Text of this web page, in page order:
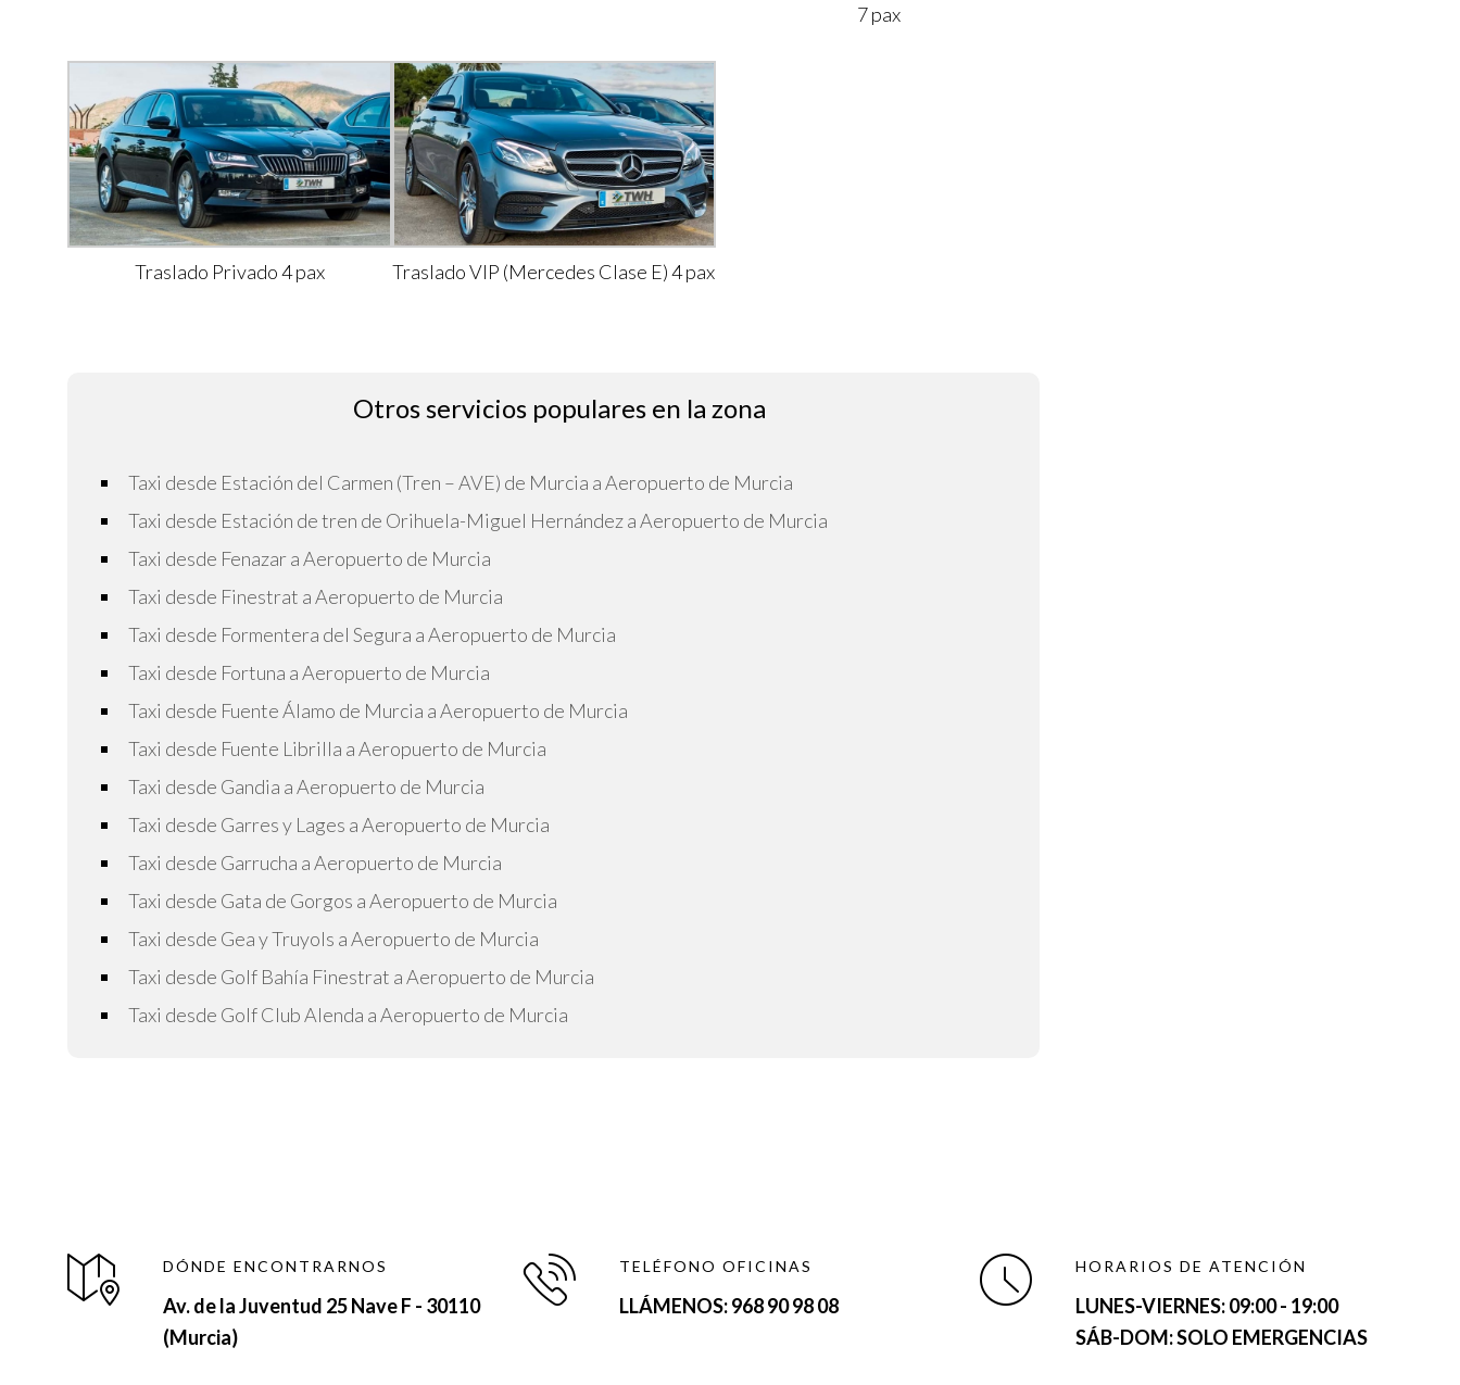
7 pax
Traslado Privado 4 pax Traslado VIP (Mercedes Clase E) 4 pax
Otros servicios populares en la zona
Taxi desde Estación del Carmen (Tren – AVE) de Murcia a Aeropuerto de Murcia
Taxi desde Estación de tren de Orihuela-Miguel Hernández a Aeropuerto de Murcia
Taxi desde Fenazar a Aeropuerto de Murcia
Taxi desde Finestrat a Aeropuerto de Murcia
Taxi desde Formentera del Segura a Aeropuerto de Murcia
Taxi desde Fortuna a Aeropuerto de Murcia
Taxi desde Fuente Álamo de Murcia a Aeropuerto de Murcia
Taxi desde Fuente Librilla a Aeropuerto de Murcia
Taxi desde Gandia a Aeropuerto de Murcia
Taxi desde Garres y Lages a Aeropuerto de Murcia
Taxi desde Garrucha a Aeropuerto de Murcia
Taxi desde Gata de Gorgos a Aeropuerto de Murcia
Taxi desde Gea y Truyols a Aeropuerto de Murcia
Taxi desde Golf Bahía Finestrat a Aeropuerto de Murcia
Taxi desde Golf Club Alenda a Aeropuerto de Murcia
DÓNDE ENCONTRARNOS
Av. de la Juventud 25 Nave F - 30110
(Murcia)
TELÉFONO OFICINAS
LLÁMENOS: 968 90 98 08
HORARIOS DE ATENCIÓN
LUNES-VIERNES:09:00 - 19:00
SÁB-DOM: SOLO EMERGENCIAS